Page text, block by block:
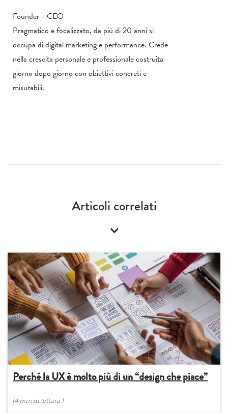
Founder - CEO
Pragmatico e focalizzato, da più di 20 anni si
occupa di digital marketing e performance. Crede
nella crescita personale e professionale costruita
giorno dopo giorno con obiettivi concreti e
misurabili.
Articoli correlati
Perché la UX è molto più di un “design che piace”
(4 min di lettura )